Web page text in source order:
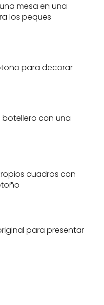
mesa en una
los peques
para decorar
botellero con una
cuadros con
para presentar